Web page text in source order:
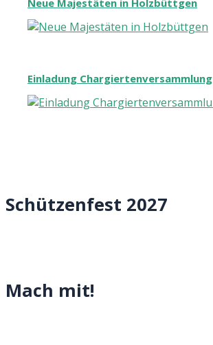
Neue Majestäten in Holzbüttgen
Einladung Chargiertenversammlung
Schützenfest 2027
Mach mit!